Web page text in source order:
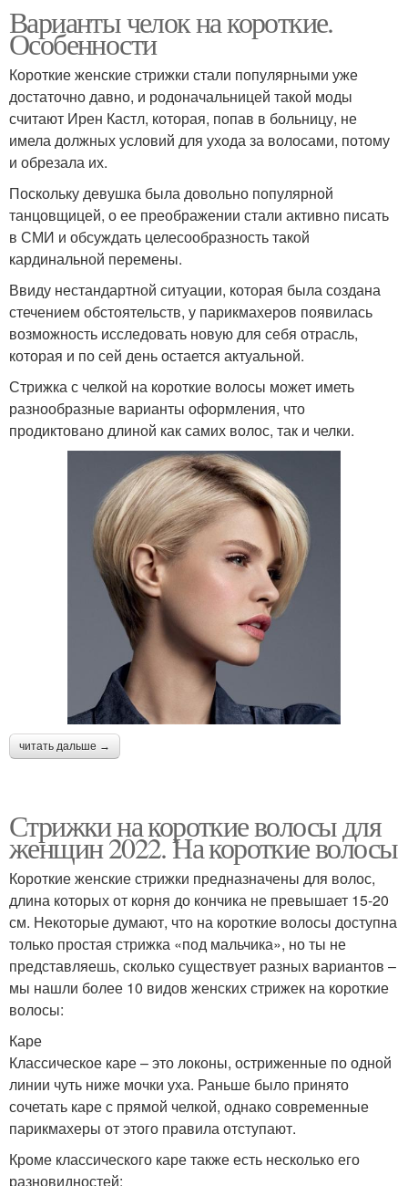
Варианты челок на короткие.
Особенности
Короткие женские стрижки стали популярными уже
достаточно давно, и родоначальницей такой моды
считают Ирен Кастл, которая, попав в больницу, не
имела должных условий для ухода за волосами, потому
и обрезала их.
Поскольку девушка была довольно популярной
танцовщицей, о ее преображении стали активно писать
в СМИ и обсуждать целесообразность такой
кардинальной перемены.
Ввиду нестандартной ситуации, которая была создана
стечением обстоятельств, у парикмахеров появилась
возможность исследовать новую для себя отрасль,
которая и по сей день остается актуальной.
Стрижка с челкой на короткие волосы может иметь
разнообразные варианты оформления, что
продиктовано длиной как самих волос, так и челки.
читать дальше →
Стрижки на короткие волосы для
женщин 2022. На короткие волосы
Короткие женские стрижки предназначены для волос,
длина которых от корня до кончика не превышает 15-20
см. Некоторые думают, что на короткие волосы доступна
только простая стрижка «под мальчика», но ты не
представляешь, сколько существует разных вариантов –
мы нашли более 10 видов женских стрижек на короткие
волосы:
Каре
Классическое каре – это локоны, остриженные по одной
линии чуть ниже мочки уха. Раньше было принято
сочетать каре с прямой челкой, однако современные
парикмахеры от этого правила отступают.
Кроме классического каре также есть несколько его
разновидностей: